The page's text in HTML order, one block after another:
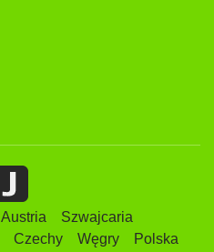
Austria
Szwajcaria
Czechy Węgry
Polska